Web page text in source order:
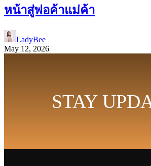
หน้าสู่พ่อค้าแม่ค้า
LadyBee
May 12, 2026
STAY